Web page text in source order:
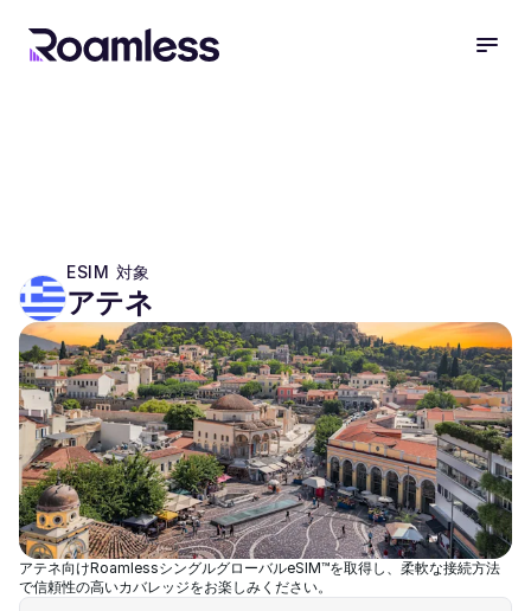
ESIM 対象
アテネ
アテネ向けRoamlessシングルグローバルeSIM™を取得し、柔軟な接続方法
で信頼性の高いカバレッジをお楽しみください。